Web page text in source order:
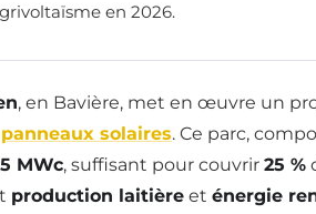
en 2026.
, en Bavière, met en œuvre un
panneaux solaires. Ce parc,
MWc, suffisant pour couvrir 25 %
production laitière et énergie